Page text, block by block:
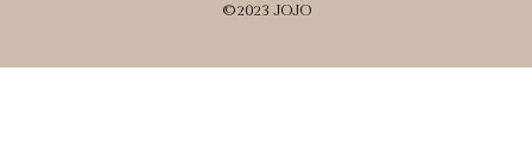
©2023 JOJO